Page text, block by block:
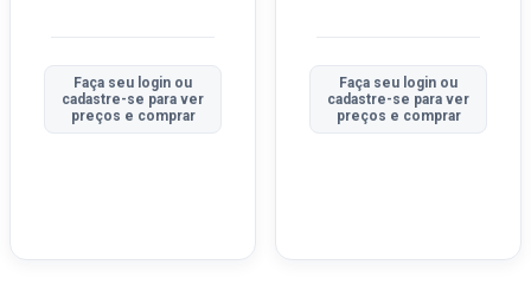
Faça seu login ou
cadastre-se para ver
preços e comprar
Faça seu login ou
cadastre-se para ver
preços e comprar